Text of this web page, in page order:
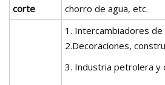
corte
chorro de agua, etc.
1. Intercambiadores
2.Decoraciones,
3. Industria petrolera y